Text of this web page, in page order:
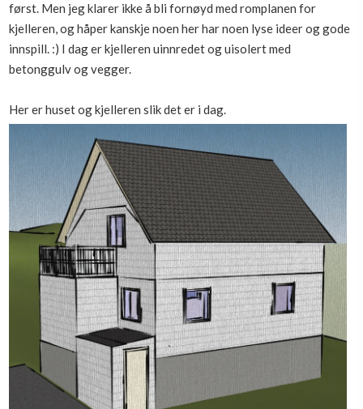
Boligmappa+
Få mer ut av Boligmappa
først. Men jeg klarer ikke å bli fornøyd med romplanen for
kjelleren, og håper kanskje noen her har noen lyse ideer og gode
innspill. :) I dag er kjelleren uinnredet og uisolert med
betonggulv og vegger.
Her er huset og kjelleren slik det er i dag.